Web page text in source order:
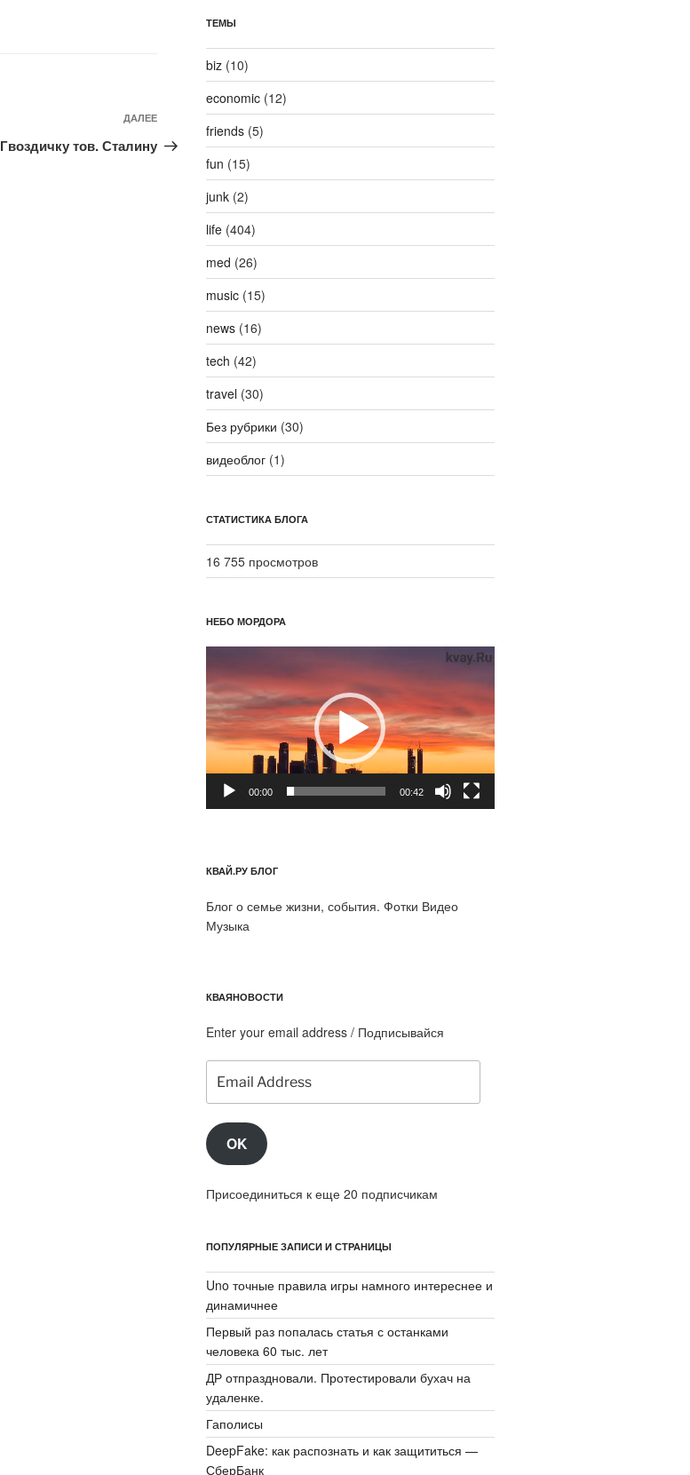
Следующая
запись
ДАЛЕЕ
Гвоздичку тов. Сталину
ТЕМЫ
biz(10)
economic(12)
friends(5)
fun (15)
junk(2)
life(404)
med (26)
music(15)
news(16)
tech (42)
travel(30)
Без рубрики (30)
видеоблог(1)
СТАТИСТИКА БЛОГА
16 755 просмотров
НЕБО МОРДОРА
00:00 00:42
КВАЙ.РУ БЛОГ
Блог о семье жизни, события. Фотки Видео
Музыка
КВАЯНОВОСТИ
Enter your email address / Подписывайся
Address
OK
Присоединиться к еще 20 подписчикам
ПОПУЛЯРНЫЕ ЗАПИСИ И СТРАНИЦЫ
Uno точные правила игры намного интереснее и
динамичнее
Первый раз попалась статья с останками
человека 60 тыс. лет
ДР отпраздновали. Протестировали бухач на
удаленке.
Гаполисы
DeepFake: как распознать и как защититься —
СберБанк